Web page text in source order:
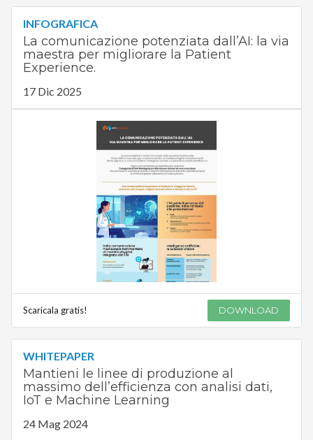
INFOGRAFICA
La comunicazione potenziata dall’AI: la via
maestra per migliorare la Patient
Experience.
17 Dic 2025
Scaricala gratis! DOWNLOAD
WHITEPAPER
Mantieni le linee di produzione al
massimo dell’efficienza con analisi dati,
IoT e Machine Learning
24 Mag 2024